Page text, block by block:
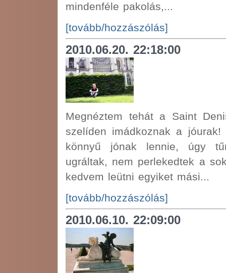
mindenféle pakolás,...
[tovább/hozzászólás]
2010.06.20. 22:18:00
Megnéztem tehát a Saint
szelíden imádkoznak a
könnyű jónak lennie, úgy
ugráltak, nem perlekedtek a
kedvem leütni egyiket mási...
[tovább/hozzászólás]
2010.06.10. 22:09:00